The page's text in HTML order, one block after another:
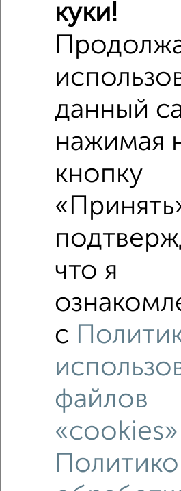
Сравнение средних цен
2‑комнатные квартиры с похожей
Средняя цена район
Средняя цена по городу
Похожие предложения
2‑комнатные квартиры недалеко
куки!
данный
нажимая
кнопку
что я
с
файлов
«cookies»